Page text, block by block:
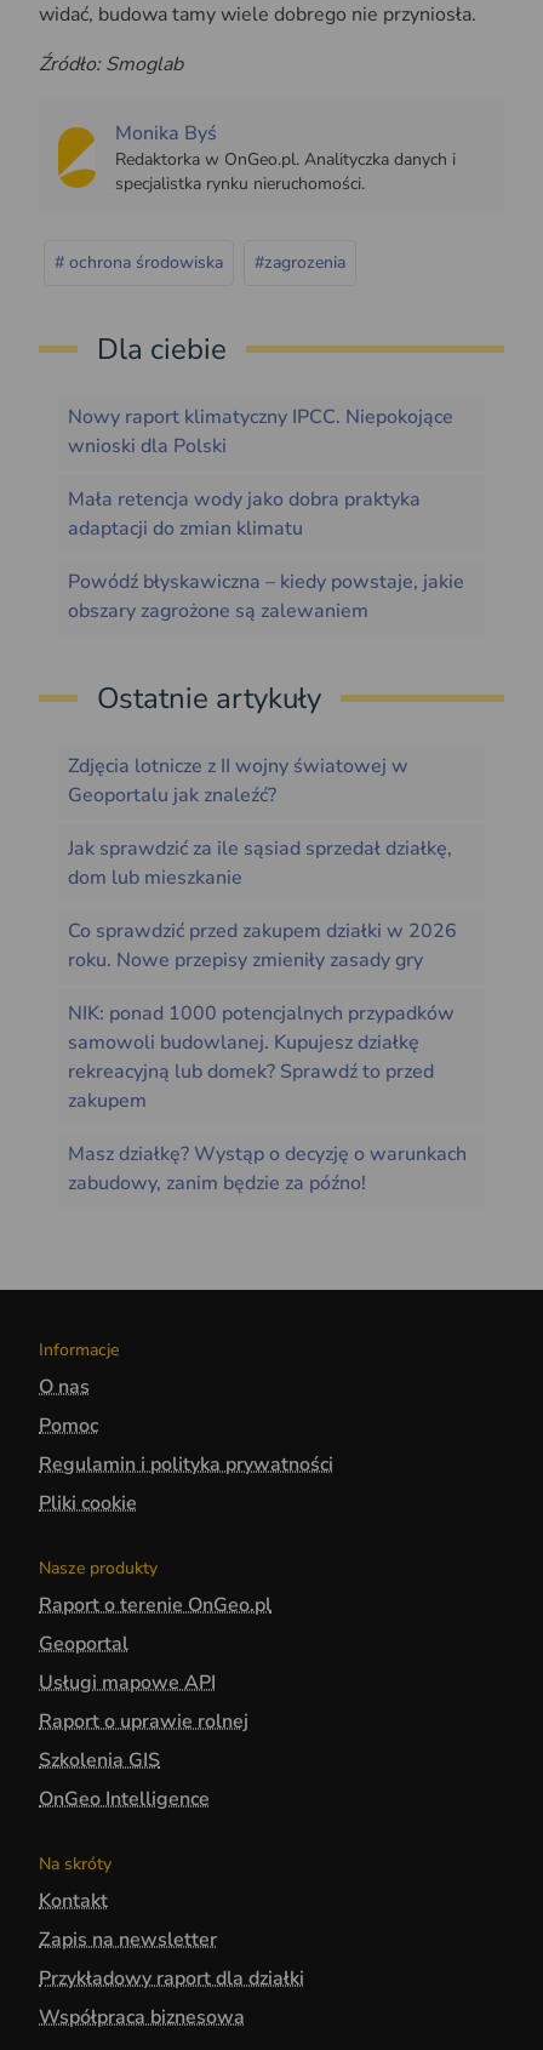
widać, budowa tamy wiele dobrego nie przyniosła.
Źródło: Smoglab
Monika Byś
Redaktorka w OnGeo.pl. Analityczka danych i
specjalistka rynku nieruchomości.
# ochrona środowiska #zagrozenia
Dla ciebie
Nowy raport klimatyczny IPCC. Niepokojące
wnioski dla Polski
Mała retencja wody jako dobra praktyka
adaptacji do zmian klimatu
Powódź błyskawiczna – kiedy powstaje, jakie
obszary zagrożone są zalewaniem
Ostatnie artykuły
Zdjęcia lotnicze z II wojny światowej w
Geoportalu jak znaleźć?
Jak sprawdzić za ile sąsiad sprzedał działkę,
dom lub mieszkanie
Co sprawdzić przed zakupem działki w 2026
roku. Nowe przepisy zmieniły zasady gry
NIK: ponad 1000 potencjalnych przypadków
samowoli budowlanej. Kupujesz działkę
rekreacyjną lub domek? Sprawdź to przed
zakupem
Masz działkę? Wystąp o decyzję o warunkach
zabudowy, zanim będzie za późno!
Informacje
O nas
Pomoc
Regulamin i polityka prywatności
Pliki cookie
Nasze produkty
Raport o terenie OnGeo.pl
Geoportal
Usługi mapowe API
Raport o uprawie rolnej
Szkolenia GIS
OnGeo Intelligence
Na skróty
Kontakt
Zapis na newsletter
Przykładowy raport dla działki
Współpraca biznesowa